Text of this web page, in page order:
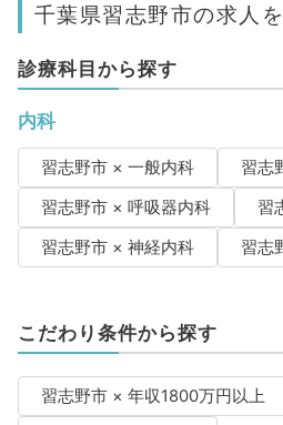
千葉県習志野市の求人
診療科目から探す
内科
習志野市 × 一般内科
習志
習志野市 × 呼吸器内科
習
習志野市 × 神経内科
習志
こだわり条件から探す
習志野市 × 年収1800万円以上